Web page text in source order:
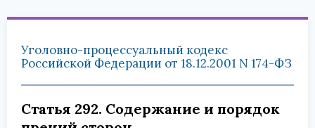
Уголовно-процессуальный кодекс
Российской Федерации от 18.12.2001 N 174-ФЗ
Статья 292. Содержание и порядок